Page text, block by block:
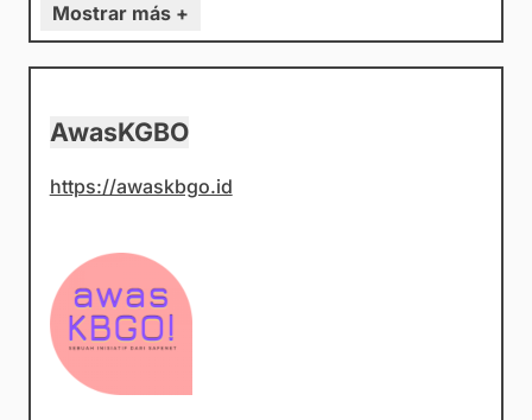
Mostrar más +
AwasKGBO
https://awaskbgo.id